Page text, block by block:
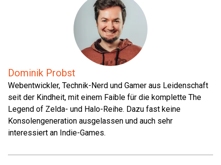
Dominik Probst
Webentwickler, Technik-Nerd und Gamer aus Leidenschaft
seit der Kindheit, mit einem Faible für die komplette The
Legend of Zelda- und Halo-Reihe. Dazu fast keine
Konsolengeneration ausgelassen und auch sehr
interessiert an Indie-Games.